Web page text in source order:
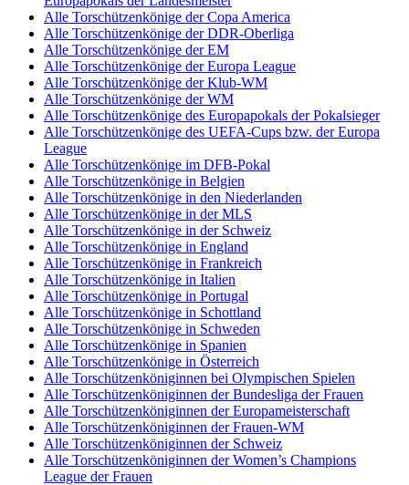
Alle Torschützenkönige der Copa America
Alle Torschützenkönige der DDR-Oberliga
Alle Torschützenkönige der EM
Alle Torschützenkönige der Europa League
Alle Torschützenkönige der Klub-WM
Alle Torschützenkönige der WM
Alle Torschützenkönige des Europapokals der Pokalsieger
Alle Torschützenkönige des UEFA-Cups bzw. der Europa
League
Alle Torschützenkönige im DFB-Pokal
Alle Torschützenkönige in Belgien
Alle Torschützenkönige in den Niederlanden
Alle Torschützenkönige in der MLS
Alle Torschützenkönige in der Schweiz
Alle Torschützenkönige in England
Alle Torschützenkönige in Frankreich
Alle Torschützenkönige in Italien
Alle Torschützenkönige in Portugal
Alle Torschützenkönige in Schottland
Alle Torschützenkönige in Schweden
Alle Torschützenkönige in Spanien
Alle Torschützenkönige in Österreich
Alle Torschützenköniginnen bei Olympischen Spielen
Alle Torschützenköniginnen der Bundesliga der Frauen
Alle Torschützenköniginnen der Europameisterschaft
Alle Torschützenköniginnen der Frauen-WM
Alle Torschützenköniginnen der Schweiz
Alle Torschützenköniginnen der Women’s Champions
League der Frauen